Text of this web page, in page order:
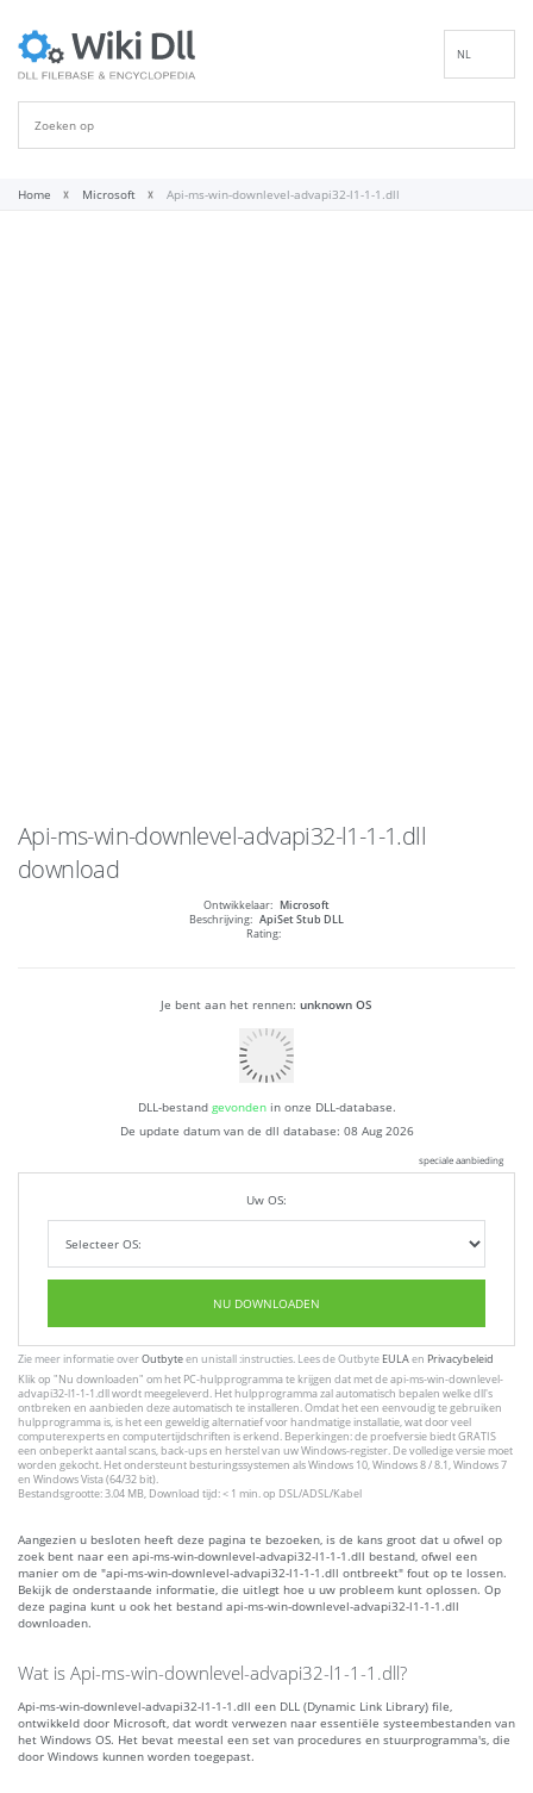
NL
Home Microsoft Api-ms-win-downlevel-advapi32-l1-1-1.dll
Api-ms-win-downlevel-advapi32-l1-1-1.dll
download
Ontwikkelaar: Microsoft
Beschrijving: ApiSet Stub DLL
Rating:
Je bent aan het rennen: unknown OS
DLL-bestand gevondenin onze DLL-database.
De update datum van de dll database: 08 Aug 2026
speciale aanbieding
Uw OS:
NU DOWNLOADEN
Zie meer informatie overOutbyteen unistall :instructies. Lees de Outbyte EULAen Privacybeleid
Klik op "Nu downloaden" om het PC-hulpprogramma te krijgen dat met de api-ms-win-downlevel-
advapi32-l1-1-1.dll wordt meegeleverd. Het hulpprogramma zal automatisch bepalen welke dll's
ontbreken en aanbieden deze automatisch te installeren. Omdat het een eenvoudig te gebruiken
hulpprogramma is, is het een geweldig alternatief voor handmatige installatie, wat door veel
computerexperts en computertijdschriften is erkend. Beperkingen: de proefversie biedt GRATIS
een onbeperkt aantal scans, back-ups en herstel van uw Windows-register. De volledige versie moet
worden gekocht. Het ondersteunt besturingssystemen als Windows 10, Windows 8 / 8.1, Windows 7
en Windows Vista (64/32 bit).
Bestandsgrootte: 3.04 MB, Download tijd: < 1 min. op DSL/ADSL/Kabel
Aangezien u besloten heeft deze pagina te bezoeken, is de kans groot dat u ofwel op
zoek bent naar een api-ms-win-downlevel-advapi32-l1-1-1.dll bestand, ofwel een
manier om de "api-ms-win-downlevel-advapi32-l1-1-1.dll ontbreekt" fout op te lossen.
Bekijk de onderstaande informatie, die uitlegt hoe u uw probleem kunt oplossen. Op
deze pagina kunt u ook het bestand api-ms-win-downlevel-advapi32-l1-1-1.dll
downloaden.
Wat is Api-ms-win-downlevel-advapi32-l1-1-1.dll?
Api-ms-win-downlevel-advapi32-l1-1-1.dll een DLL (Dynamic Link Library) file,
ontwikkeld door Microsoft, dat wordt verwezen naar essentiële systeembestanden van
het Windows OS. Het bevat meestal een set van procedures en stuurprogramma's, die
door Windows kunnen worden toegepast.